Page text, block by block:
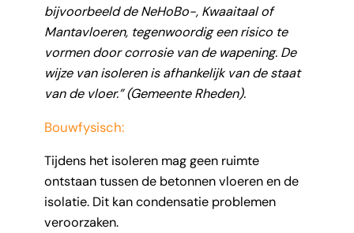
bijvoorbeeld de NeHoBo-, Kwaaitaal of
Mantavloeren, tegenwoordig een risico te
vormen door corrosie van de wapening. De
wijze van isoleren is afhankelijk van de staat
van de vloer.” (Gemeente Rheden).
Bouwfysisch:
Tijdens het isoleren mag geen ruimte
ontstaan tussen de betonnen vloeren en de
isolatie. Dit kan condensatie problemen
veroorzaken.